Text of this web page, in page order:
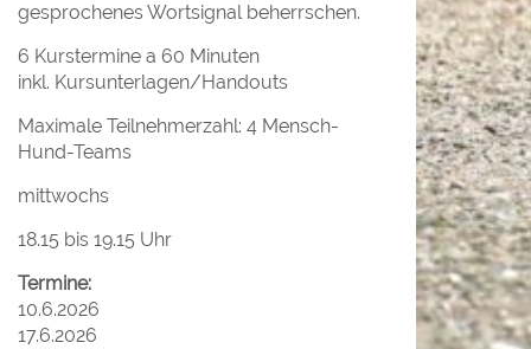
gesprochenes Wortsignal beherrschen.
6 Kurstermine a 60 Minuten
inkl. Kursunterlagen/Handouts
Maximale Teilnehmerzahl: 4 Mensch-
Hund-Teams
mittwochs
18.15 bis 19.15 Uhr
Termine:
10.6.2026
17.6.2026